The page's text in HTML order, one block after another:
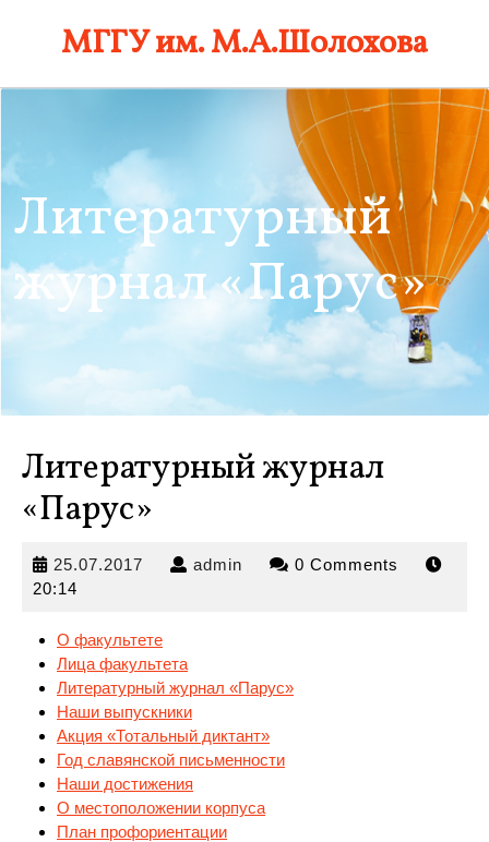
МГГУ им. М.А.Шолохова
Литературный
журнал «Парус»
Литературный журнал
«Парус»
25.07.2017 25.07.2017
admin admin 0 Comments
20:14
О факультете
Лица факультета
Литературный журнал «Парус»
Наши выпускники
Акция «Тотальный диктант»
Год славянской письменности
Наши достижения
О местоположении корпуса
План профориентации